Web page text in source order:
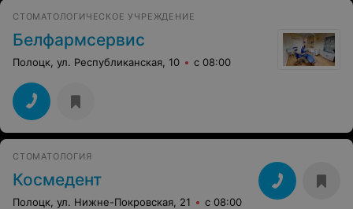
СТОМАТОЛОГИЧЕСКОЕ УЧРЕЖДЕНИЕ
Белфармсервис
Полоцк, ул. Республиканская, 10 с 08:00
СТОМАТОЛОГИЯ
Космедент
Полоцк, ул. Нижне-Покровская, 21 с 08:00